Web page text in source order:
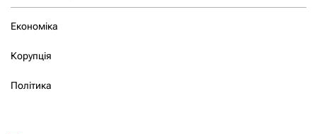
Економіка
Корупція
Політика